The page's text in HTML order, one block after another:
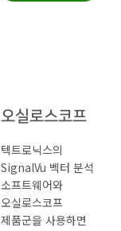
오실로스코프
텍트로닉스의
SignalVu 벡터 분석
소프트웨어와
오실로스코프
제품군을 사용하면